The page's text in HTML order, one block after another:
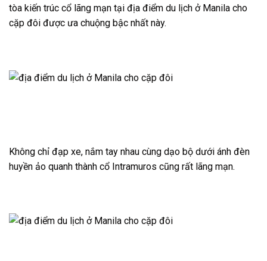
tòa kiến trúc cổ lãng mạn tại địa điểm du lịch ở Manila cho
cặp đôi được ưa chuộng bậc nhất này.
Không chỉ đạp xe, nắm tay nhau cùng dạo bộ dưới ánh đèn
huyền ảo quanh thành cổ Intramuros cũng rất lãng mạn.